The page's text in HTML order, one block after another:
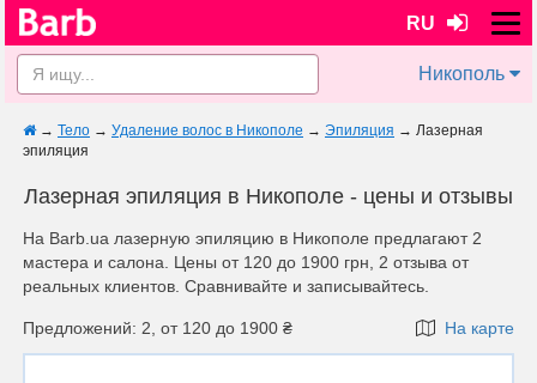
RU
Никополь
→ Тело → Удаление волос в Никополе → Эпиляция → Лазерная
эпиляция
Лазерная эпиляция в Никополе - цены и отзывы
На Barb.ua лазерную эпиляцию в Никополе предлагают 2
мастера и салона. Цены от 120 до 1900 грн, 2 отзыва от
реальных клиентов. Сравнивайте и записывайтесь.
Предложений: 2, от 120 до 1900 ₴ На карте